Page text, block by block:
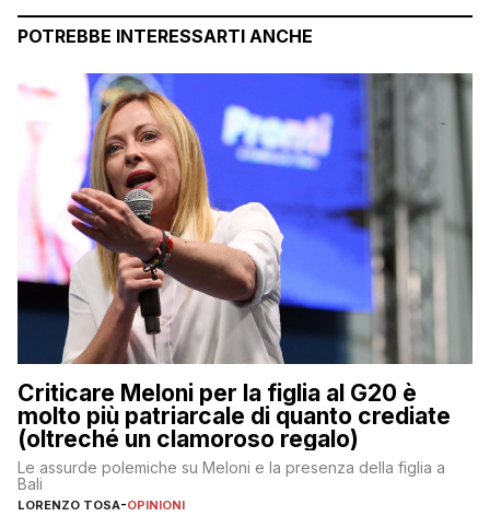
POTREBBE INTERESSARTI ANCHE
Criticare Meloni per la figlia al G20 è
molto più patriarcale di quanto crediate
(oltreché un clamoroso regalo)
Le assurde polemiche su Meloni e la presenza della figlia a
Bali
LORENZO TOSA-OPINIONI